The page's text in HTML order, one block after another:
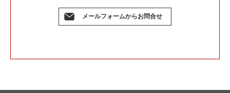
メールフォームからお問合せ